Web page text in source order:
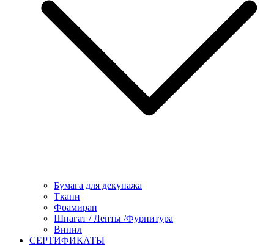
Бумага для декупажа
Ткани
Фоамиран
Шпагат / Ленты /Фурнитура
Винил
СЕРТИФИКАТЫ